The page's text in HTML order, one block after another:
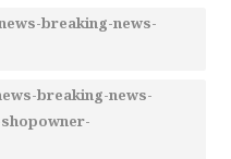
breaking-news-
breaking-news-